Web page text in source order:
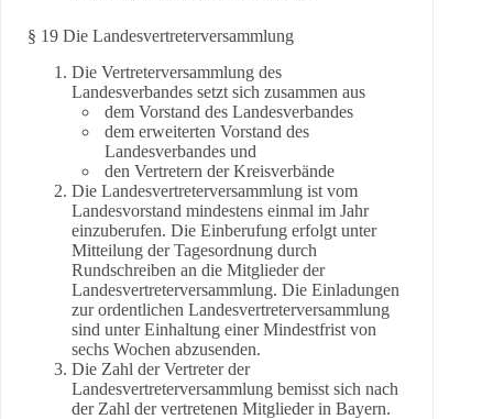
§ 19 Die Landesvertreterversammlung
Die Vertreterversammlung des
Landesverbandes setzt sich zusammen aus
dem Vorstand des Landesverbandes
dem erweiterten Vorstand des
Landesverbandes und
den Vertretern der Kreisverbände
Die Landesvertreterversammlung ist vom
Landesvorstand mindestens einmal im Jahr
einzuberufen. Die Einberufung erfolgt unter
Mitteilung der Tagesordnung durch
Rundschreiben an die Mitglieder der
Landesvertreterversammlung. Die Einladungen
zur ordentlichen Landesvertreterversammlung
sind unter Einhaltung einer Mindestfrist von
sechs Wochen abzusenden.
Die Zahl der Vertreter der
Landesvertreterversammlung bemisst sich nach
der Zahl der vertretenen Mitglieder in Bayern.